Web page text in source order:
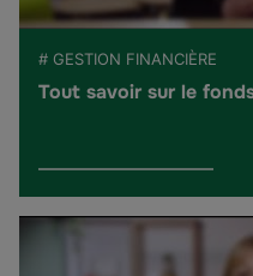
# GESTION FINANCIÈRE
Tout savoir sur le